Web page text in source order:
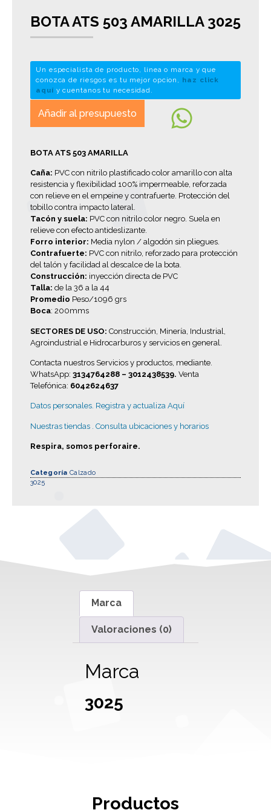
BOTA ATS 503 AMARILLA 3025
Un especialista de producto, linea o marca y que
conozca de riesgos es tu mejor opcion, haz click
aquí y cuentanos tu necesidad.
Añadir al presupuesto
BOTA ATS 503 AMARILLA
Caña: PVC con nitrilo plastificado color amarillo con alta
resistencia y flexibilidad 100% impermeable, reforzada
con relieve en el empeine y contrafuerte. Protección del
tobillo contra impacto lateral.
Tacón y suela: PVC con nitrilo color negro. Suela en
relieve con efecto antideslizante.
Forro interior: Media nylon / algodón sin pliegues.
Contrafuerte: PVC con nitrilo, reforzado para protección
del talón y facilidad al descalce de la bota.
Construcción: inyección directa de PVC
Talla: de la 36 a la 44
Promedio Peso/1096 grs
Boca: 200mms
SECTORES DE USO: Construcción, Minería, Industrial,
Agroindustrial e Hidrocarburos y servicios en general.
Contacta nuestros Servicios y productos, mediante.
WhatsApp: 3134764288 – 3012438539. Venta
Telefónica: 6042624637
Datos personales. Registra y actualiza Aquí
Nuestras tiendas . Consulta ubicaciones y horarios
Respira, somos perforaire.
Categoría Calzado
3025
Marca
Valoraciones (0)
Marca
3025
Productos